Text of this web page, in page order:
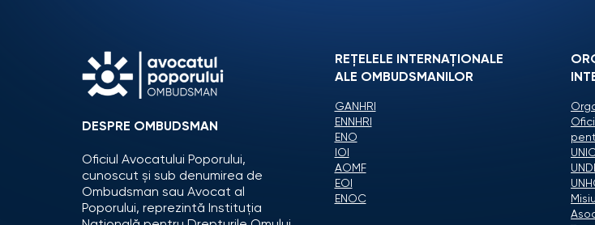
DESPRE OMBUDSMAN
Oficiul Avocatului Poporului,
cunoscut și sub denumirea de
Ombudsman sau Avocat al
Poporului, reprezintă Instituția
REȚELELE INTERNAȚIONALE
ALE OMBUDSMANILOR
GANHRI
ENNHRI
ENO
IOI
AOMF
EOI
ENOC